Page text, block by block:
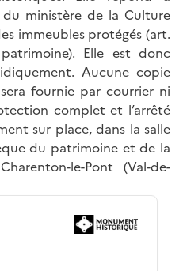
du ministère de la Culture
immeubles protégés (art.
Elle est donc
Aucune copie
fournie par courrier ni
complet et l’arrêté
sur place, dans la salle
du patrimoine et de la
le-Pont (Val-de-